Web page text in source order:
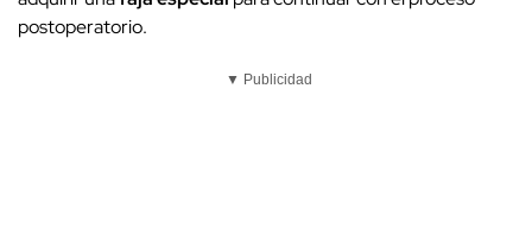
postoperatorio.
▼ Publicidad